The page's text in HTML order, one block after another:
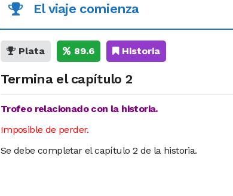
El viaje comienza
Plata 89.6 Historia
Termina el capítulo 2
Trofeo relacionado con la historia.
Imposible de perder.
Se debe completar el capítulo 2 de la historia.